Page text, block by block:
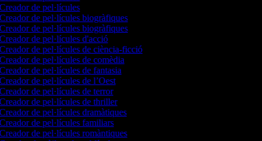
de pel·lícules
de pel·lícules biogràfiques
de pel·lícules biogràfiques
de pel·lícules d'acció
de pel·lícules de ciència-ficció
de pel·lícules de comèdia
de pel·lícules de fantasia
de pel·lícules de l’Oest
de pel·lícules de terror
de pel·lícules de thriller
de pel·lícules dramàtiques
de pel·lícules familiars
de pel·lícules romàntiques